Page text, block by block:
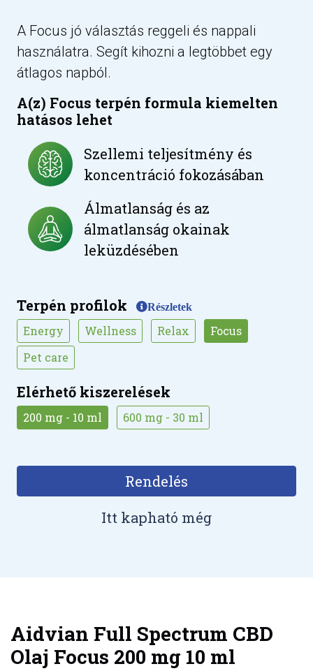
A Focus jó választás reggeli és nappali
használatra. Segít kihozni a legtöbbet egy
átlagos napból.
A(z) Focus terpén formula kiemelten
hatásos lehet
Szellemi teljesítmény és
koncentráció fokozásában
Álmatlanság és az
álmatlanság okainak
leküzdésében
Terpén profilok Részletek
Energy Wellness Relax
Focus
Pet care
Elérhető kiszerelések
200 mg - 10 ml 600 mg - 30 ml
Rendelés
Itt kapható még
Aidvian Full Spectrum CBD
Olaj Focus 200 mg 10 ml